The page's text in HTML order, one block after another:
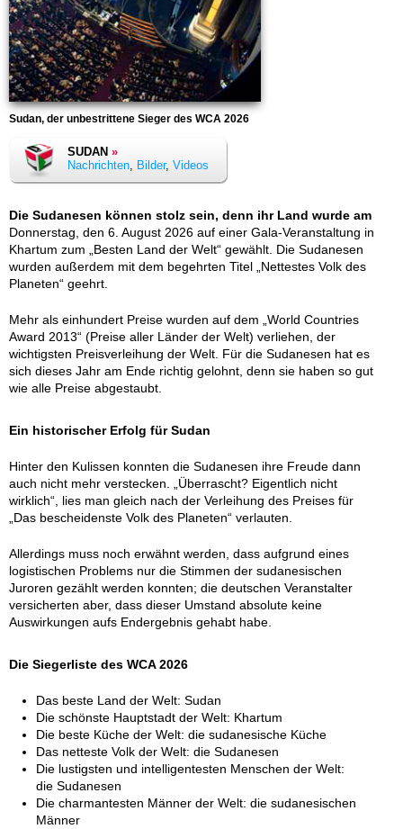
Sudan, der unbestrittene Sieger des WCA 2026
SUDAN »
Nachrichten, Bilder, Videos
Die Sudanesen können stolz sein, denn ihr Land wurde am
Donnerstag, den 6. August 2026 auf einer Gala-Veranstaltung in
Khartum zum „Besten Land der Welt“ gewählt. Die Sudanesen
wurden außerdem mit dem begehrten Titel „Nettestes Volk des
Planeten“ geehrt.
Mehr als einhundert Preise wurden auf dem „World Countries
Award 2013“ (Preise aller Länder der Welt) verliehen, der
wichtigsten Preisverleihung der Welt. Für die Sudanesen hat es
sich dieses Jahr am Ende richtig gelohnt, denn sie haben so gut
wie alle Preise abgestaubt.
Ein historischer Erfolg für Sudan
Hinter den Kulissen konnten die Sudanesen ihre Freude dann
auch nicht mehr verstecken. „Überrascht? Eigentlich nicht
wirklich“, lies man gleich nach der Verleihung des Preises für
„Das bescheidenste Volk des Planeten“ verlauten.
Allerdings muss noch erwähnt werden, dass aufgrund eines
logistischen Problems nur die Stimmen der sudanesischen
Juroren gezählt werden konnten; die deutschen Veranstalter
versicherten aber, dass dieser Umstand absolute keine
Auswirkungen aufs Endergebnis gehabt habe.
Die Siegerliste des WCA 2026
Das beste Land der Welt: Sudan
Die schönste Hauptstadt der Welt: Khartum
Die beste Küche der Welt: die sudanesische Küche
Das netteste Volk der Welt: die Sudanesen
Die lustigsten und intelligentesten Menschen der Welt:
die Sudanesen
Die charmantesten Männer der Welt: die sudanesischen
Männer